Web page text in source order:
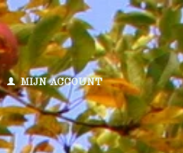
MIJN ACCOUNT